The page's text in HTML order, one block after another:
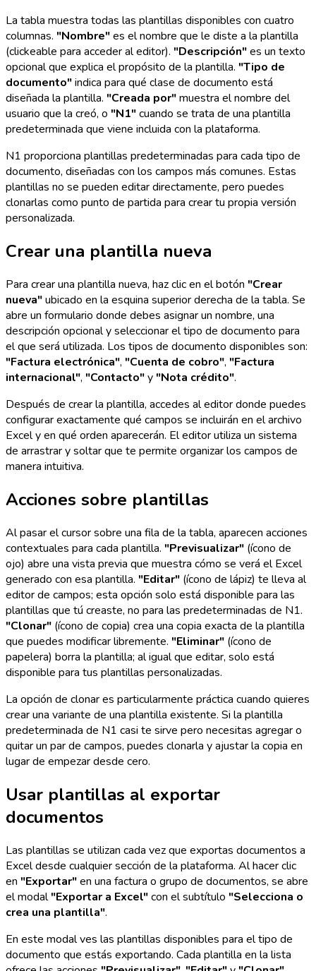
La tabla muestra todas las plantillas disponibles con cuatro
columnas. "Nombre"es el nombre que le diste a la plantilla
(clickeable para acceder al editor). "Descripción"es un texto
opcional que explica el propósito de la plantilla. "Tipo de
documento"indica para qué clase de documento está
diseñada la plantilla. "Creada por"muestra el nombre del
usuario que la creó, o "N1"cuando se trata de una plantilla
predeterminada que viene incluida con la plataforma.
N1 proporciona plantillas predeterminadas para cada tipo de
documento, diseñadas con los campos más comunes. Estas
plantillas no se pueden editar directamente, pero puedes
clonarlas como punto de partida para crear tu propia versión
personalizada.
Crear una plantilla nueva
Para crear una plantilla nueva, haz clic en el botón "Crear
nueva"ubicado en la esquina superior derecha de la tabla. Se
abre un formulario donde debes asignar un nombre, una
descripción opcional y seleccionar el tipo de documento para
el que será utilizada. Los tipos de documento disponibles son:
"Factura electrónica", "Cuenta de cobro", "Factura
internacional", "Contacto"y "Nota crédito".
Después de crear la plantilla, accedes al editor donde puedes
configurar exactamente qué campos se incluirán en el archivo
Excel y en qué orden aparecerán. El editor utiliza un sistema
de arrastrar y soltar que te permite organizar los campos de
manera intuitiva.
Acciones sobre plantillas
Al pasar el cursor sobre una fila de la tabla, aparecen acciones
contextuales para cada plantilla. "Previsualizar" (ícono de
ojo) abre una vista previa que muestra cómo se verá el Excel
generado con esa plantilla. "Editar" (ícono de lápiz) te lleva al
editor de campos; esta opción solo está disponible para las
plantillas que tú creaste, no para las predeterminadas de N1.
"Clonar" (ícono de copia) crea una copia exacta de la plantilla
que puedes modificar libremente. "Eliminar" (ícono de
papelera) borra la plantilla; al igual que editar, solo está
disponible para tus plantillas personalizadas.
La opción de clonar es particularmente práctica cuando quieres
crear una variante de una plantilla existente. Si la plantilla
predeterminada de N1 casi te sirve pero necesitas agregar o
quitar un par de campos, puedes clonarla y ajustar la copia en
lugar de empezar desde cero.
Usar plantillas al exportar
documentos
Las plantillas se utilizan cada vez que exportas documentos a
Excel desde cualquier sección de la plataforma. Al hacer clic
en "Exportar"en una factura o grupo de documentos, se abre
el modal"Exportar a Excel"con el subtítulo "Selecciona o
crea una plantilla".
En este modal ves las plantillas disponibles para el tipo de
documento que estás exportando. Cada plantilla en la lista